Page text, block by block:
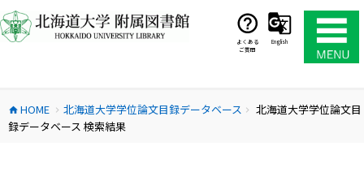
ン
テ
ス
キ
よくある
ご質問
English
home HOME chevron_right 北海道大学学位論文目録データベース chevron_right
北海道大学学位論文目
録データベース 検索結果